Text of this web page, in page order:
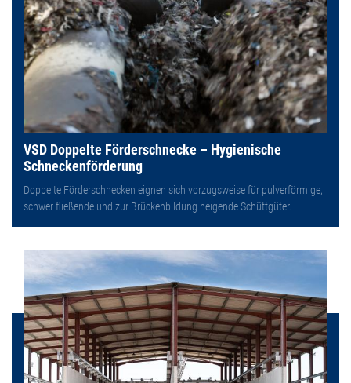
VSD Doppelte Förderschnecke – Hygienische
Schneckenförderung
Doppelte Förderschnecken eignen sich vorzugsweise für pulverförmige,
schwer fließende und zur Brückenbildung neigende Schüttgüter.